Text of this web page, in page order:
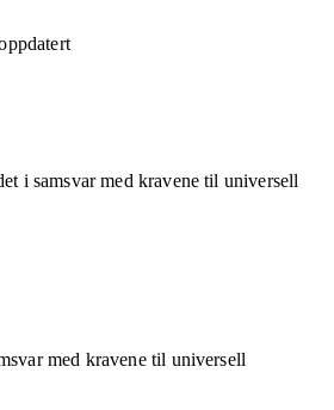
i samsvar med kravene til universell
med kravene til universell